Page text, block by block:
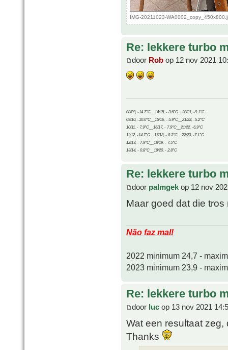
IMG-20211023-
Re: lekkere turbo
door Rob op 12 nov 2021
08/09, -14.7°C__14/15, - 3.6°C__20/21, -9.1°C
09/10, -10.0°C__15/16, - 5.9°C__21/22, -5.2°C
10/11, - 7.9°C__16/17, - 7.9°C__21/22, -6.9°C
11/12, -14.7°C__17/18, - 8.3°C__22/23, -7.1°C
12/13, - 7.9°C__18/19, - 7.5°C
13/14, - 0.8°C__19/20, - 2.8°C
Re: lekkere turbo
door palmgek op 12 nov
Maar goed dat die
Não faz mal!
2022 minimum 24,7 -
2023 minimum 23,9 -
Re: lekkere turbo
door luc op 13 nov 2021
Wat een resultaat
Thanks